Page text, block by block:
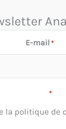
E-mail *
*
la politique de